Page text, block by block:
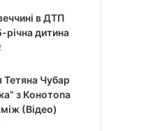
в ДТП
річна дитина
Тетяна Чубар
з Конотопа
(Відео)